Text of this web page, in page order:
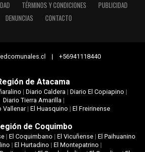
TÉRMINOS Y CONDICIONES
PUBLICIDAD
DENUNCIAS
CONTACTO
| +56941118440
de Atacama
| Diario Caldera| Diario El Copiapino |
Diario Tierra Amarilla|
Vallenar| El Huasquino | El Freirinense
de Coquimbo
| El Coquimbano | El Vicuñense| El Paihuanino
| El Hurtadino | El Montepatrino |